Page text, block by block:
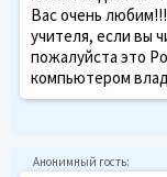
Вас очень
учителя, если вы
пожалуйста это
компьютером